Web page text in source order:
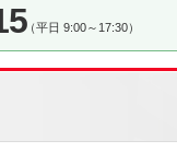
（平日 9:00～17:30）